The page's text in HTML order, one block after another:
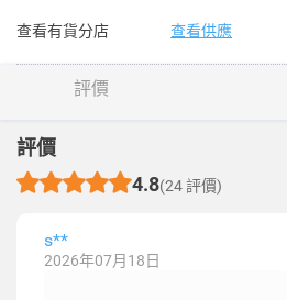
查看有貨分店 查看供應
評價
評價
4.8(24 評價)
s**
2026年07月18日